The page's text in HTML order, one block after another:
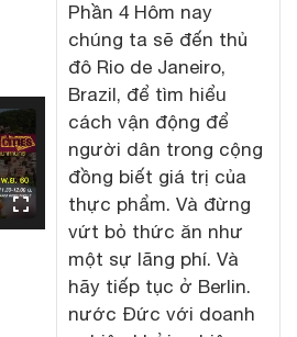
Phần 4 Hôm nay
chúng ta sẽ đến thủ
đô Rio de Janeiro,
Brazil, để tìm hiểu
cách vận động để
người dân trong cộng
đồng biết giá trị của
thực phẩm. Và đừng
vứt bỏ thức ăn như
một sự lãng phí. Và
hãy tiếp tục ở Berlin.
nước Đức với doanh